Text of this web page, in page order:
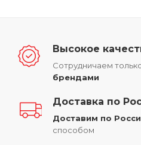
Высокое
Сотрудничаем
брендами
Доставка по
Доставим по
способом